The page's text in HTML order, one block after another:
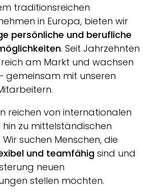
traditionsreichen
in Europa, bieten wir
persönliche und berufliche
. Seit Jahrzehnten
am Markt und wachsen
gemeinsam mit unseren
reichen von internationalen
hin zu mittelständischen
suchen Menschen, die
und teamfähigsind und
neuen
stellen möchten.